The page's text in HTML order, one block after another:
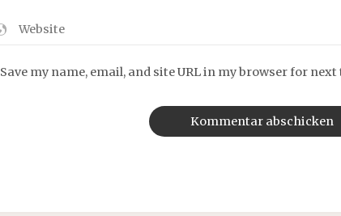
Save my name, email, and site URL in my browser for